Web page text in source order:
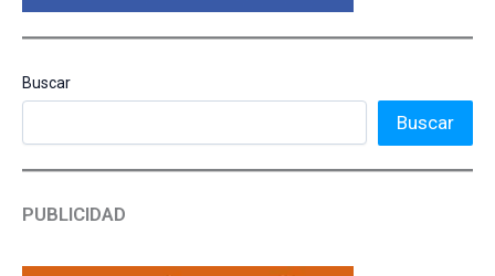
Buscar
Buscar
PUBLICIDAD